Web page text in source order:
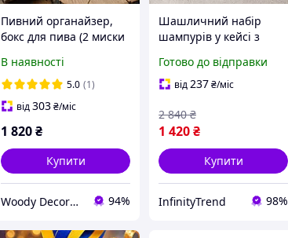
Пивний органайзер,
бокс для пива (2 миски
подарунок хлопцеві,
чоловікові, татові, куму,
колезі, другові
В наявності
5.0 (1)
від303₴/міс
1 820₴
Купити
Woody Decory - магазин оригінальних подарунків 94%
Шашличний набір
шампурів у кейсі з
чарки Подарунок
шампура для мангала
куму
Готово до відправки
від237₴/міс
1 420₴
2 840 ₴
Купити
InfinityTrend 98%